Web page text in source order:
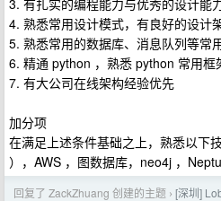
3. 有扎实的编程能力与优秀的设计能
4. 熟悉常用设计模式，有良好的设计
5. 熟悉常用的数据库、消息队列等常
6. 精通 python ，熟悉 python 常用框
7. 有大公司在线架构经验优先
加分项
在满足上述条件基础之上，熟悉以下
），AWS ，图数据库，neo4j ，
回复了 ZackZhuang 创建的主题 › [深圳]